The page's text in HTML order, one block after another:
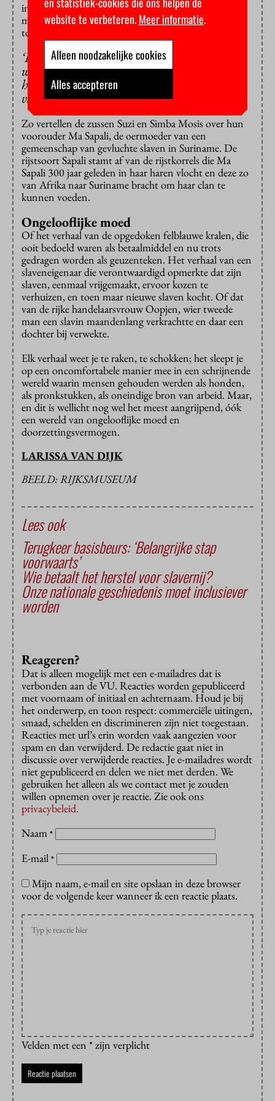
ingesproken door mensen met een bijzondere band
met dat verhaal. Vaak zijn het afstammelingen van de
tot slaaf gemaakte mensen.
‘Elk verhaal sleept je mee in een schrijnende
wereld waarin mensen gehouden werden als
honden, als pronkstukken, als oneindige bron
van arbeid’
Zo vertellen de zussen Suzi en Simba Mosis over hun
voorouder Ma Sapali, de oermoeder van een
gemeenschap van gevluchte slaven in Suriname. De
rijstsoort Sapali stamt af van de rijstkorrels die Ma
Sapali 300 jaar geleden in haar haren vlocht en deze zo
van Afrika naar Suriname bracht om haar clan te
kunnen voeden.
Ongelooflijke moed
Of het verhaal van de opgedoken felblauwe kralen, die
ooit bedoeld waren als betaalmiddel en nu trots
gedragen worden als geuzenteken. Het verhaal van een
slaveneigenaar die verontwaardigd opmerkte dat zijn
slaven, eenmaal vrijgemaakt, ervoor kozen te
verhuizen, en toen maar nieuwe slaven kocht. Of dat
van de rijke handelaarsvrouw Oopjen, wier tweede
man een slavin maandenlang verkrachtte en daar een
dochter bij verwekte.
Elk verhaal weet je te raken, te schokken; het sleept je
op een oncomfortabele manier mee in een schrijnende
wereld waarin mensen gehouden werden als honden,
als pronkstukken, als oneindige bron van arbeid. Maar,
en dit is wellicht nog wel het meest aangrijpend, óók
een wereld van ongelooflijke moed en
doorzettingsvermogen.
LARISSA VAN DIJK
BEELD: RIJKSMUSEUM
Lees ook
Terugkeer basisbeurs: ‘Belangrijke stap
voorwaarts’
Wie betaalt het herstel voor slavernij?
Onze nationale geschiedenis moet inclusiever
worden
Reageren?
Dat is alleen mogelijk met een e-mailadres dat is
verbonden aan de VU. Reacties worden gepubliceerd
met voornaam of initiaal en achternaam. Houd je bij
het onderwerp, en toon respect: commerciële uitingen,
smaad, schelden en discrimineren zijn niet toegestaan.
Reacties met url’s erin worden vaak aangezien voor
spam en dan verwijderd. De redactie gaat niet in
discussie over verwijderde reacties. Je e-mailadres wordt
niet gepubliceerd en delen we niet met derden. We
gebruiken het alleen als we contact met je zouden
willen opnemen over je reactie. Zie ook ons
privacybeleid.
Naam *
E-mail *
Mijn naam, e-mail en site opslaan in deze browser
voor de volgende keer wanneer ik een reactie plaats.
Velden met een * zijn verplicht
website te verbeteren.Meer informatie.
Alleen noodzakelijke cookies
Alles accepteren